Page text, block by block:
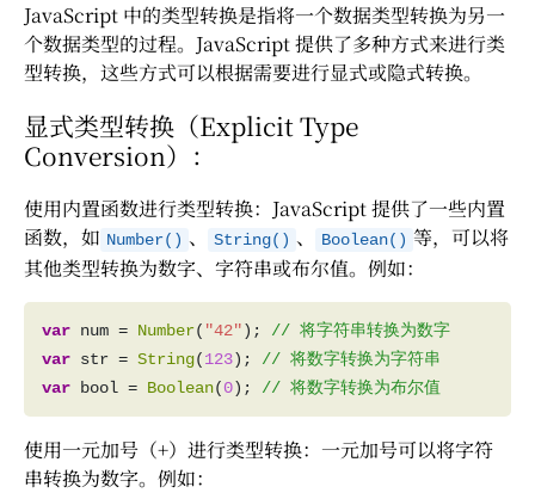
JavaScript 中的类型转换是指将一个数据类型转换为另一
个数据类型的过程。JavaScript 提供了多种方式来进行类
型转换，这些方式可以根据需要进行显式或隐式转换。
显式类型转换（Explicit Type
Conversion）：
使用内置函数进行类型转换：JavaScript 提供了一些内置
函数，如 Number() 、 String() 、 Boolean() 等，可以将
其他类型转换为数字、字符串或布尔值。例如：
var num = Number( "42");
var str = String(123);
var bool = Boolean(0);
使用一元加号（+）进行类型转换：一元加号可以将字符
串转换为数字。例如：